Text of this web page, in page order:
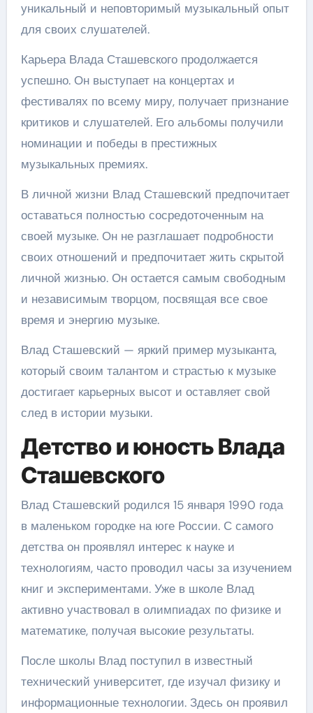
уникальный и неповторимый музыкальный опыт
для своих слушателей.
Карьера Влада Сташевского продолжается
успешно. Он выступает на концертах и
фестивалях по всему миру, получает признание
критиков и слушателей. Его альбомы получили
номинации и победы в престижных
музыкальных премиях.
В личной жизни Влад Сташевский предпочитает
оставаться полностью сосредоточенным на
своей музыке. Он не разглашает подробности
своих отношений и предпочитает жить скрытой
личной жизнью. Он остается самым свободным
и независимым творцом, посвящая все свое
время и энергию музыке.
Влад Сташевский — яркий пример музыканта,
который своим талантом и страстью к музыке
достигает карьерных высот и оставляет свой
след в истории музыки.
Детство и юность Влада
Сташевского
Влад Сташевский родился 15 января 1990 года
в маленьком городке на юге России. С самого
детства он проявлял интерес к науке и
технологиям, часто проводил часы за изучением
книг и экспериментами. Уже в школе Влад
активно участвовал в олимпиадах по физике и
математике, получая высокие результаты.
После школы Влад поступил в известный
технический университет, где изучал физику и
информационные технологии. Здесь он проявил